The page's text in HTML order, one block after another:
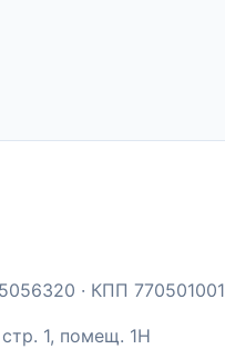
· КПП 770501001
1, помещ. 1Н